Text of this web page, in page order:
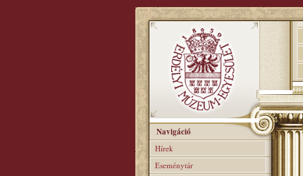
Navigáció
Hírek
Eseménytár